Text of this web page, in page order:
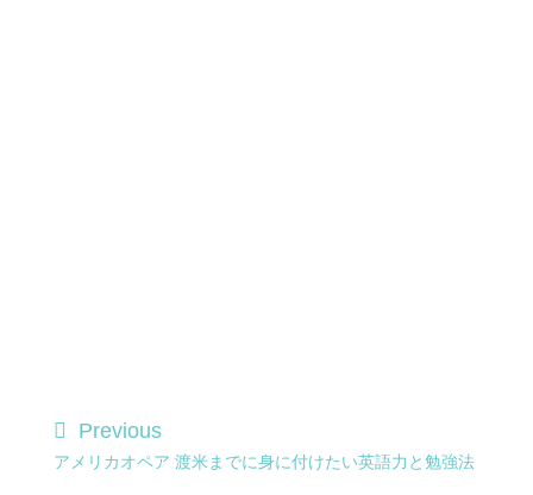
Previous
アメリカオペア 渡米までに身に付けたい英語力と勉強法